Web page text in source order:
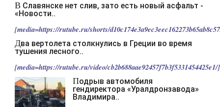
В Славянске нет слив, зато есть новый асфальт -
«Новости..
[media=https://rutube.ru/shorts/
Два вертолета столкнулись в Греции во время
тушения лесного..
[media=https://rutube.ru/video/
Подрыв автомобиля
гендиректора «Уралдронзавода»
Владимира..